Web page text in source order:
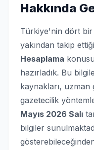
Hakkında
Türkiye'nin dört bir
yakından takip ettiği
Hesaplama
hazırladık. Bu
kaynakları, uzman
gazetecilik
Mayıs 2026 Salı
bilgiler